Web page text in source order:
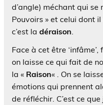
d’angle) méchant qui se
Pouvoirs » et celui dont
c’est la déraison
Face à cet être
on laisse ce qui fait de
la « Raison« . On se
émotions qui prennent
de réfléchir. C’est ce